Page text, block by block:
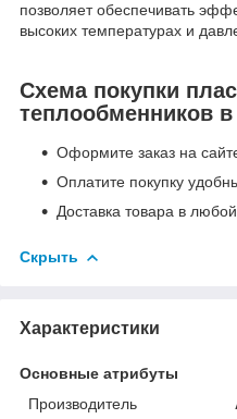
позволяет обеспечивать
высоких температурах и
Схема покупки
теплообменников в
Оформите заказ на
Оплатите покупку
Доставка товара в
Скрыть
Характеристики
Основные атрибуты
Производитель